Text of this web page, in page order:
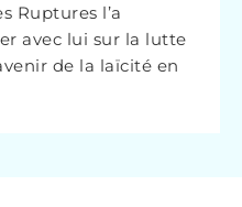
Ruptures l’a
avec lui sur la lutte
de la laïcité en